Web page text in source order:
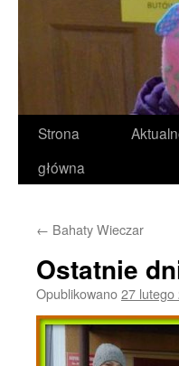
Strona
główna
← Bahaty Wieczar
Ostatnie
Opublikowano27 lutego